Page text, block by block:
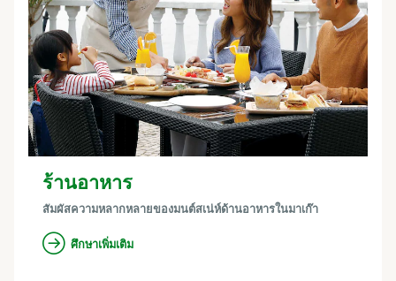
ร้านอาหาร
สัมผัสความหลากหลายของมนต์สเน่ห์ด้านอาหารในมาเก๊า
ศึกษาเพิ่มเติม